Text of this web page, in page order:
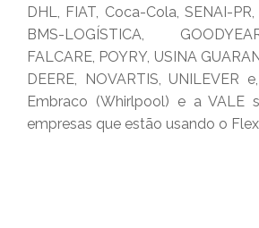
DHL, FIAT, Coca-Cola, SENAI-PR,
BMS-LOGÍSTICA,
FALCARE, POYRY, USINA
DEERE, NOVARTIS, UNILEVER
Embraco (Whirlpool) e a VALE
empresas que estão usando o